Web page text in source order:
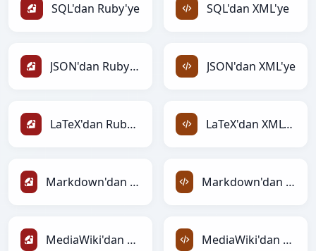
SQL'dan Ruby'ye SQL'dan XML'ye
JSON'dan Ruby'ye JSON'dan XML'ye
LaTeX'dan Ruby'ye LaTeX'dan XML'ye
Markdown'dan Ruby'ye Markdown'dan XML'ye
MediaWiki'dan Ruby'ye MediaWiki'dan XML'ye